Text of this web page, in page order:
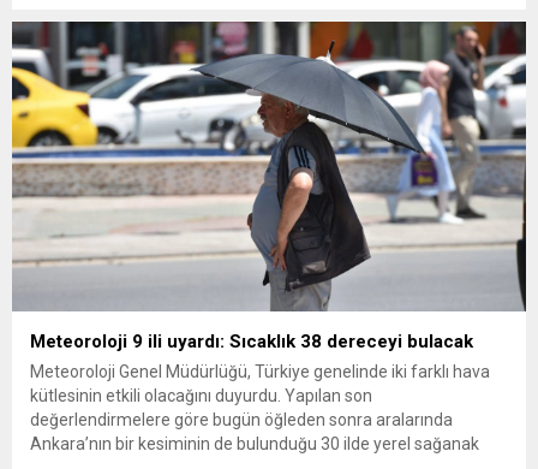
olun. Türkiye’yi...
Meteoroloji 9 ili uyardı: Sıcaklık 38 dereceyi bulacak
Meteoroloji Genel Müdürlüğü, Türkiye genelinde iki farklı hava
kütlesinin etkili olacağını duyurdu. Yapılan son
değerlendirmelere göre bugün öğleden sonra aralarında
Ankara’nın bir kesiminin de bulunduğu 30 ilde yerel sağanak